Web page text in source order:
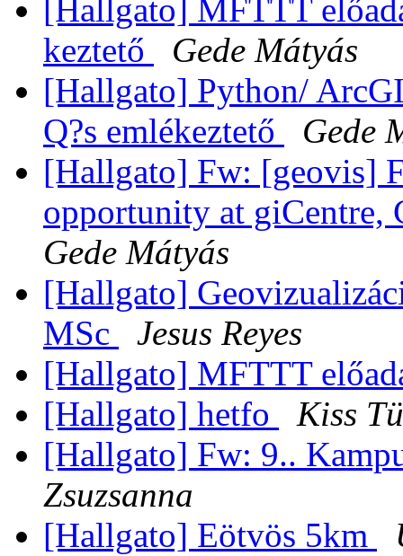
[Hallgato] MFTTT
keztető
Gede Mátyás
[Hallgato] Python/
Q?s emlékeztető
Gede
[Hallgato] Fw: [geovis]
opportunity at
Gede Mátyás
[Hallgato]
MSc
Jesus Reyes
[Hallgato] MFTTT
[Hallgato] hetfo
Kiss
[Hallgato] Fw: 9..
Zsuzsanna
[Hallgato] Eötvös 5km